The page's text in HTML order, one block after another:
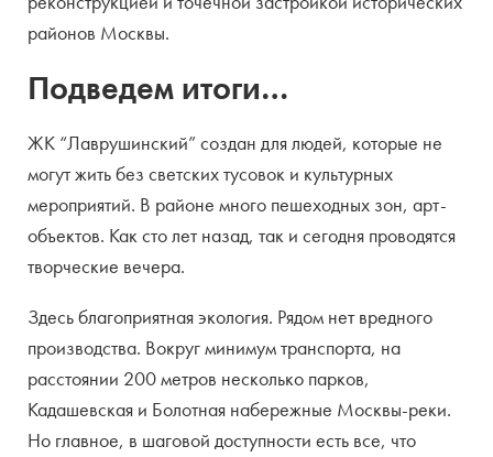
районов Москвы.
Подведем итоги…
ЖК “Лаврушинский” создан для людей, которые не
могут жить без светских тусовок и культурных
мероприятий. В районе много пешеходных зон, арт-
объектов. Как сто лет назад, так и сегодня проводятся
творческие вечера.
Здесь благоприятная экология. Рядом нет вредного
производства. Вокруг минимум транспорта, на
расстоянии 200 метров несколько парков,
Кадашевская и Болотная набережные Москвы-реки.
Но главное, в шаговой доступности есть все, что